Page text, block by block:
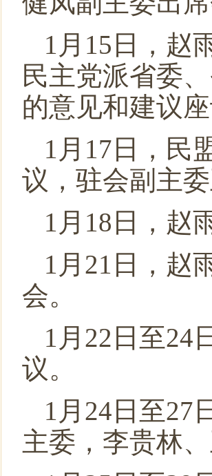
1月15日，赵
民主党派省委
的意见和建议座
1月17日，民
议，驻会副主
1月18日，赵
1月21日，赵
会。
1月22日至24
议。
1月24日至27
主委，李贵林